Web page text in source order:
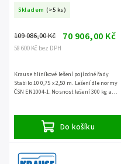
Skladem (>5 ks)
58 600 Kč bez DPH
109 086,00 Kč 70 906,00 Kč
Do košíku
Krause hliníkové lešení pojízdné řady
Stabilo 10 0,75 x 2,50 m. Lešení dle normy
ČSN EN1004-1. Nosnost lešení 300 kg a